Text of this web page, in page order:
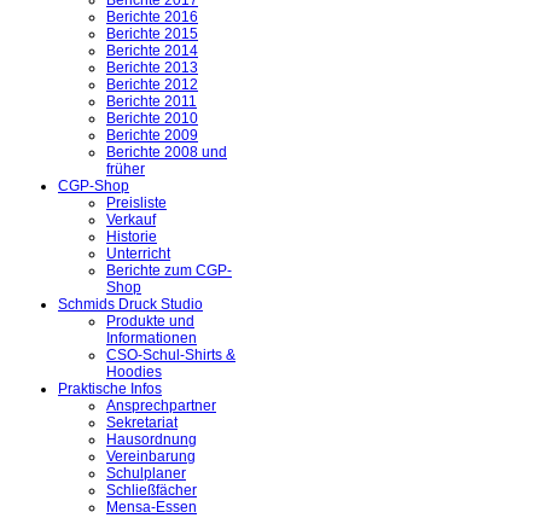
Berichte 2016
Berichte 2015
Berichte 2014
Berichte 2013
Berichte 2012
Berichte 2011
Berichte 2010
Berichte 2009
Berichte 2008 und
früher
CGP-Shop
Preisliste
Verkauf
Historie
Unterricht
Berichte zum CGP-
Shop
Schmids Druck Studio
Produkte und
Informationen
CSO-Schul-Shirts &
Hoodies
Praktische Infos
Ansprechpartner
Sekretariat
Hausordnung
Vereinbarung
Schulplaner
Schließfächer
Mensa-Essen